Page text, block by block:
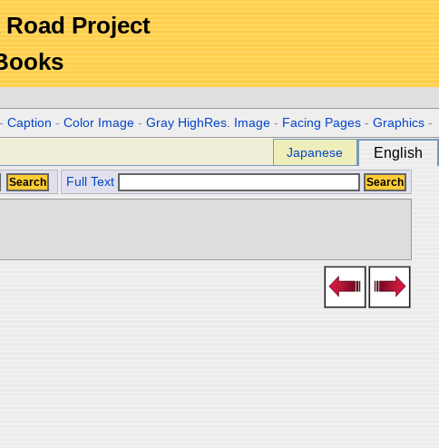
Project
-Caption -Color Image -Gray HighRes. Image - Facing Pages -Graphics -
Japanese English
Full Text